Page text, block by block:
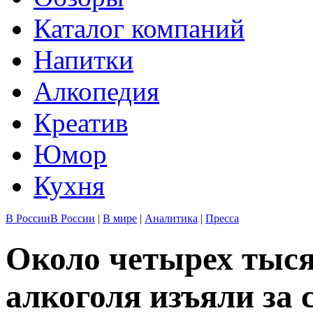
Каталог компаний
Напитки
Алкопедия
Креатив
Юмор
Кухня
В РоссииВ России | В мире | Аналитика | Пресса
Около четырех
алкоголя изъяли за